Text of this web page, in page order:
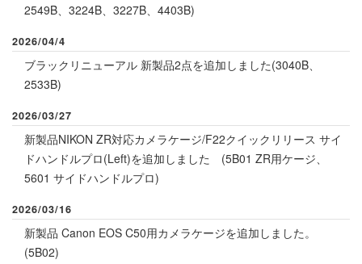
2549B、 3224B、 3227B、 4403B)
2026/04/4
ブラックリニューアル 新製品2点を追加しました(3040B、
2533B)
2026/03/27
新製品NIKON ZR対応カメラケージ/F22クイックリリース サイ
ドハンドルプロ(Left)を追加しました (5B01 ZR用ケージ、
5601 サイドハンドルプロ)
2026/03/16
新製品 Canon EOS C50用カメラケージを追加しました。
(5B02)